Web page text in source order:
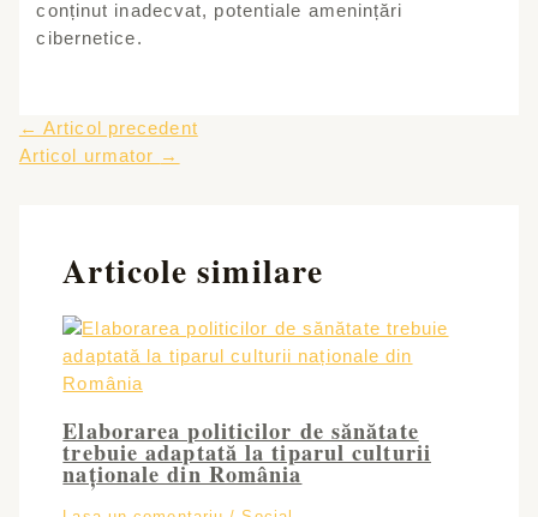
conținut inadecvat, potentiale amenințări
cibernetice.
Post
navigation
← Articol precedent
Articol urmator →
Articole similare
Elaborarea politicilor de sănătate
trebuie adaptată la tiparul culturii
naționale din România